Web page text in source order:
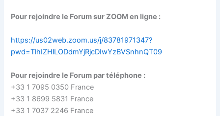
Pour rejoindre le Forum sur ZOOM en ligne :
https://us02web.zoom.us/j/83781971347?
pwd=TlhIZHlLODdmYjRjcDIwYzBVSnhnQT09
Pour rejoindre le Forum par téléphone :
+33 1 7095 0350 France
+33 1 8699 5831 France
+33 1 7037 2246 France